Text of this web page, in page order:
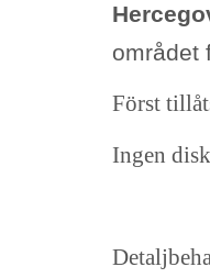
området
Först
Ingen